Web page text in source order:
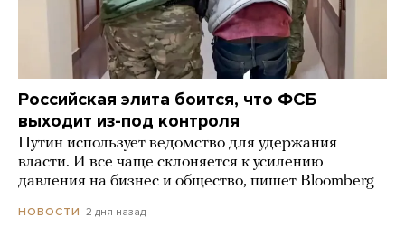
Российская элита боится, что ФСБ
выходит из-под контроля
Путин использует ведомство для удержания
власти. И все чаще склоняется к усилению
давления на бизнес и общество, пишет Bloomberg
НОВОСТИ 2 дня назад